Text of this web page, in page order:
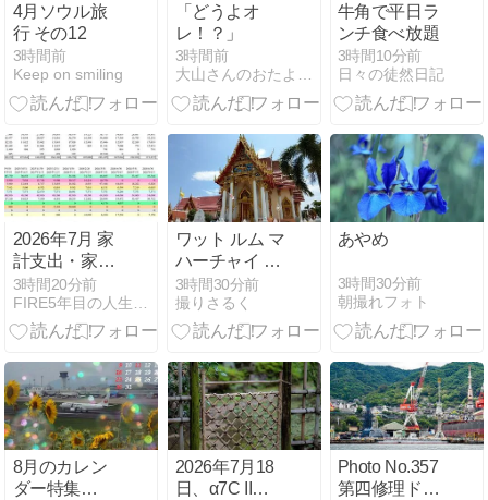
4月ソウル旅
行 その12
3時間前
Keep on smiling
「どうよオ
レ！？」
3時間前
大山さんのおたより。
牛角で平日ラ
ンチ食べ放題
3時間10分前
日々の徒然日記
2026年7月 家
計支出・家計
外出費
3時間20分前
ワット ルム マ
ハーチャイ チ
ュンポン
3時間30分前
撮りさるく
あやめ
3時間30分前
朝撮れフォト
8月のカレン
ダー特集
2026年7月18
日、α7C IIを
Photo No.357
第四修理ドッ